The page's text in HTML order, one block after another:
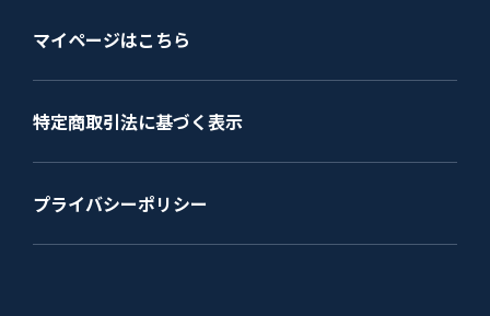
マイページはこちら
特定商取引法に基づく表示
プライバシーポリシー